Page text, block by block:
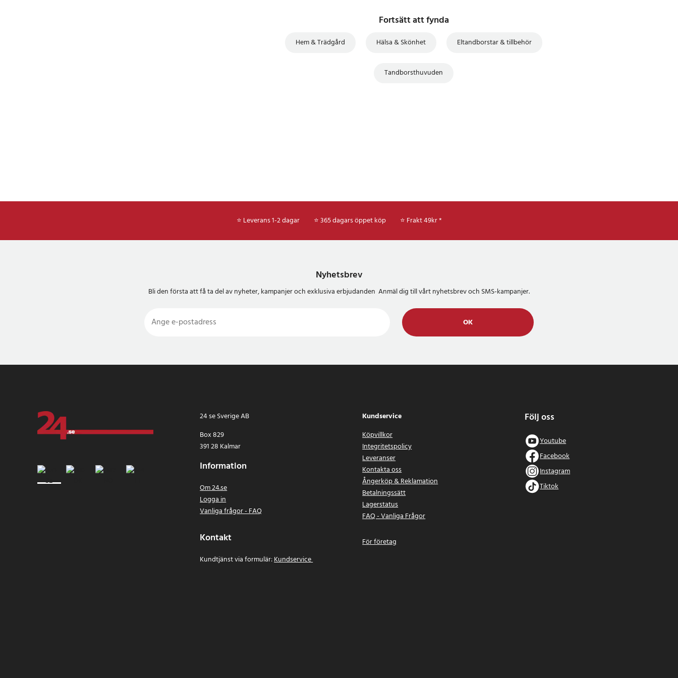
Fortsätt att fynda
Hem & Trädgård Hälsa & Skönhet Eltandborstar & tillbehör
Tandborsthuvuden
⭐ Leverans 1-2 dagar ⭐ 365 dagars öppet köp ⭐ Frakt 49kr *
Nyhetsbrev
Bli den första att få ta del av nyheter, kampanjer och exklusiva erbjudanden Anmäl dig till vårt nyhetsbrev och SMS-kampanjer.
OK
24 se Sverige AB
Box 829
391 28 Kalmar
Information
Om 24.se
Logga in
Vanliga frågor - FAQ
Kontakt
Kundtjänst via formulär:Kundservice
Kundservice
Köpvillkor
Integritetspolicy
Leveranser
Kontakta oss
Ångerköp & Reklamation
Betalningssätt
Lagerstatus
FAQ - Vanliga Frågor
För företag
Följ oss
Youtube
Facebook
Instagram
Tiktok